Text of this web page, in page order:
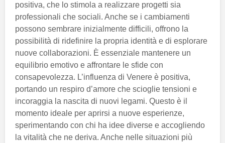
positiva, che lo stimola a realizzare progetti sia
professionali che sociali. Anche se i cambiamenti
possono sembrare inizialmente difficili, offrono la
possibilità di ridefinire la propria identità e di esplorare
nuove collaborazioni. È essenziale mantenere un
equilibrio emotivo e affrontare le sfide con
consapevolezza. L’influenza di Venere è positiva,
portando un respiro d’amore che scioglie tensioni e
incoraggia la nascita di nuovi legami. Questo è il
momento ideale per aprirsi a nuove esperienze,
sperimentando con chi ha idee diverse e accogliendo
la vitalità che ne deriva. Anche nelle situazioni più